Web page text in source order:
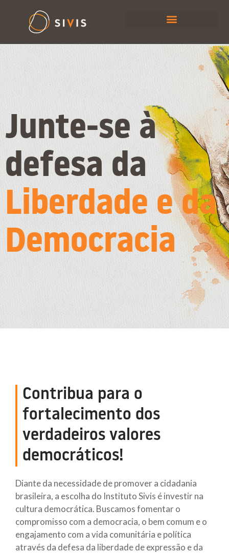
Junte-se à
defesa da
Liberdade e da
Democracia
Contribua para o
fortalecimento dos
verdadeiros valores
democráticos!
Diante da necessidade de promover a cidadania
brasileira, a escolha do Instituto Sivis é investir na
cultura democrática. Buscamos fomentar o
compromisso com a democracia, o bem comum e o
engajamento com a vida comunitária e política
através da defesa da liberdade de expressão e da